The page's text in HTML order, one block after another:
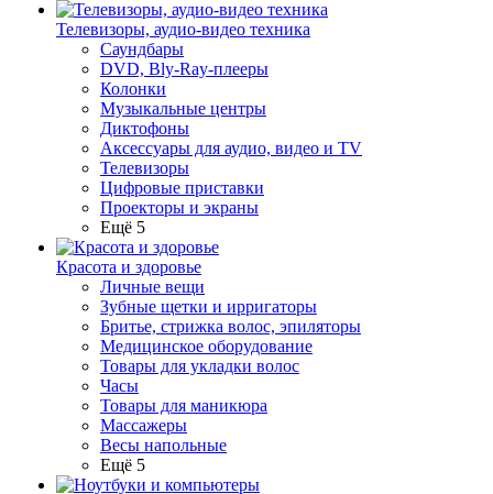
Телевизоры, аудио-видео техника
Саундбары
DVD, Bly-Ray-плееры
Колонки
Музыкальные центры
Диктофоны
Аксессуары для аудио, видео и TV
Телевизоры
Цифровые приставки
Проекторы и экраны
Ещё 5
Красота и здоровье
Личные вещи
Зубные щетки и ирригаторы
Бритье, стрижка волос, эпиляторы
Медицинское оборудование
Товары для укладки волос
Часы
Товары для маникюра
Массажеры
Весы напольные
Ещё 5